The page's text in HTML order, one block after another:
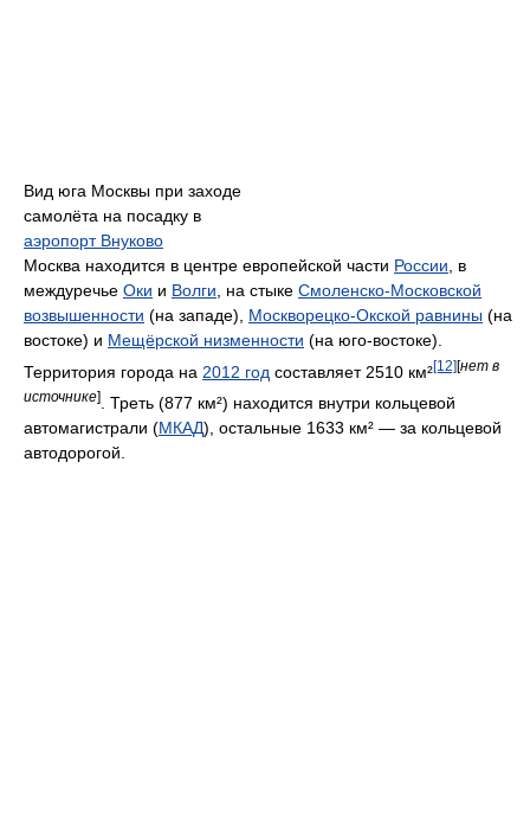
Вид юга Москвы при заходе
самолёта на посадку в
аэропорт Внуково
Москва находится в центре европейской части России , в
междуречье Оки и Волги , на стыке Смоленско-Московской
возвышенности (на западе), Москворецко-Окской равнины (на
востоке) и Мещёрской низменности (на юго-востоке).
Территория города на 2012 год составляет 2510 км²[12][нет в
источнике]
. Треть (877 км²) находится внутри кольцевой
автомагистрали (МКАД), остальные 1633 км² — за кольцевой
автодорогой.